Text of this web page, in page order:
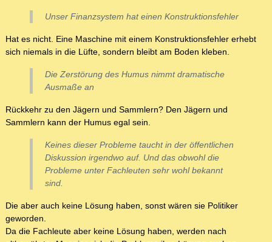
Unser Finanzsystem hat einen Konstruktionsfehler
Hat es nicht. Eine Maschine mit einem Konstruktionsfehler erhebt
sich niemals in die Lüfte, sondern bleibt am Boden kleben.
Die Zerstörung des Humus nimmt dramatische
Ausmaße an
Rückkehr zu den Jägern und Sammlern? Den Jägern und
Sammlern kann der Humus egal sein.
Keines dieser Probleme taucht in der öffentlichen
Diskussion irgendwo auf. Und das obwohl die
Probleme unter Fachleuten sehr wohl bekannt
sind.
Die aber auch keine Lösung haben, sonst wären sie Politiker
geworden.
Da die Fachleute aber keine Lösung haben, werden nach